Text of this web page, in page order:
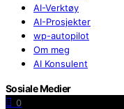
AI-Verktøy
AI-Prosjekter
wp-autopilot
Om meg
AI Konsulent
Sosiale Medier
0